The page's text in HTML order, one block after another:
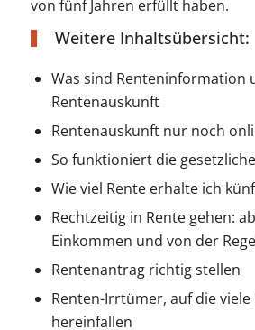
von fünf Jahren erfüllt haben.
Weitere Inhaltsübersicht:
Was sind Renteninformation
Rentenauskunft
Rentenauskunft nur noch
So funktioniert die
Wie viel Rente erhalte ich
Rechtzeitig in Rente gehen:
Einkommen und von der
Rentenantrag richtig stellen
Renten-Irrtümer, auf die viele
hereinfallen